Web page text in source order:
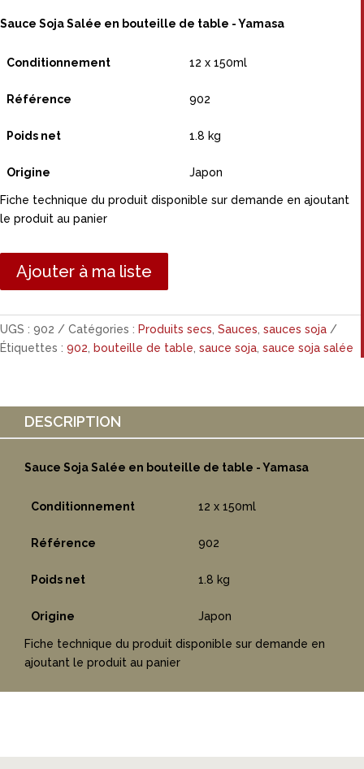
Sauce Soja Salée en bouteille de table - Yamasa
Conditionnement 12 x 150ml
Référence 902
Poids net 1.8 kg
Origine Japon
Fiche technique du produit disponible sur demande en ajoutant
le produit au panier
Ajouter à ma liste
UGS : 902 Catégories : Produits secs Sauces sauces soja
Étiquettes : 902 bouteille de table sauce soja sauce soja salée
DESCRIPTION
Sauce Soja Salée en bouteille de table - Yamasa
Conditionnement 12 x 150ml
Référence 902
Poids net 1.8 kg
Origine Japon
Fiche technique du produit disponible sur demande en
ajoutant le produit au panier